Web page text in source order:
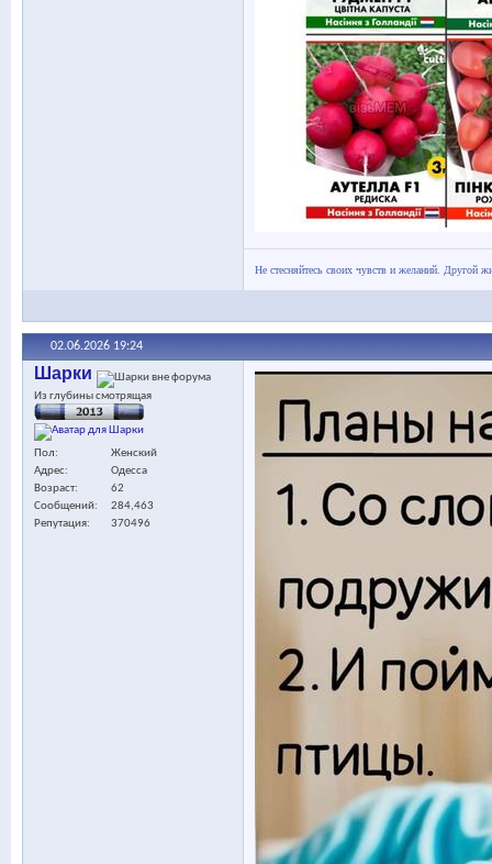
Не стесняйтесь своих чувств и желаний. Другой
02.06.2026 19:24
Шарки
Из глубины смотрящая
Пол
Женский
Адрес
Одесса
Возраст
62
Сообщений
284,463
Репутация
370496